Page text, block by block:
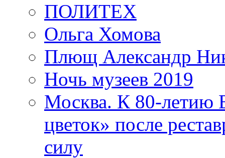
ПОЛИТЕХ
Ольга Хомова
Плющ Александр
Ночь музеев 2019
Москва. К 80-
цветок» после
силу